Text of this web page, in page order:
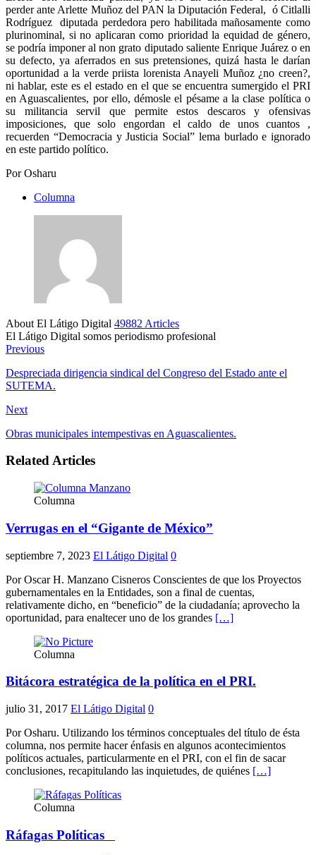
perder ante Arlette Muñoz del PAN la Diputación Federal, ó Citlalli
Rodríguez diputada perdedora pero habilitada mañosamente como
plurinominal, si no aplicaran como prioridad la equidad de género,
se podría imponer al non grato diputado saliente Enrique Juárez o en
su defecto, ya aferrados en sus pretensiones, quizá hasta le darían
oportunidad a la verde priista lorenista Anayeli Muñoz ¿no creen?,
ni hablar, este es el estado en el que se encuentra sumergido el PRI
en Aguascalientes, por ello, démosle el pésame a la clase política o
su militancia servil que permite estos descaros y ofensivas
imposiciones, que solo engordan el caldo de unos cuantos ,
recuerden “Democracia y Justicia Social” lema burlado e ignorado
en este partido político.
Por Osharu
Columna
About El Látigo Digital 49882 Articles
El Látigo Digital somos periodismo profesional
Website
Facebook
Previous
Despreciada dirigencia sindical del Congreso del Estado ante el
SUTEMA.
Next
Obras municipales intempestivas en Aguascalientes.
Related Articles
Columna
Verrugas en el “Gigante de México”
septiembre 7, 2023 El Látigo Digital 0
Por Oscar H. Manzano Cisneros Conscientes de que los Proyectos
gubernamentales en la Entidades, son a final de cuentas,
relativamente dicho, en “beneficio” de la ciudadanía; aprovecho la
oportunidad, para enaltecer uno de los grandes […]
Columna
Bitácora estratégica de la política en el PRI.
julio 31, 2017 El Látigo Digital 0
Por Osharu. Utilizando los términos conceptuales del título de ésta
columna, nos permite hacer énfasis en algunos acontecimientos
políticos actuales, particularmente en el PRI, con el fin de sacar
conclusiones, recapitulando las inquietudes, de quiénes […]
Columna
Ráfagas Políticas